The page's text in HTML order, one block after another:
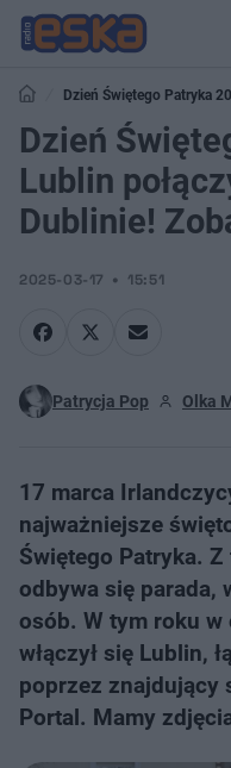
Dzień Świętego Patryka
Zobacz zdjęcia
Dzień
Lublin
Dublinie!
2025-03-17 15:51
Patrycja Pop Olka
17 marca
najważniejsze
Świętego Patryka.
odbywa się parada,
osób. W tym roku
włączył się Lublin,
poprzez znajdujący
Portal. Mamy